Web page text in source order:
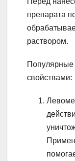
препарата
раствором.
Популярные
свойствами: